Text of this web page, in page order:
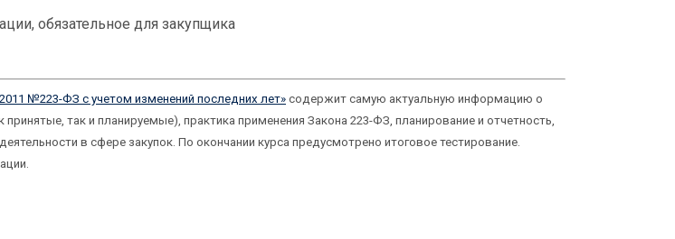
обязательное для закупщика
№223-ФЗ с учетом изменений последних лет» содержит самую актуальную информацию о
так и планируемые), практика применения Закона 223-ФЗ, планирование и отчетность,
в сфере закупок. По окончании курса предусмотрено итоговое тестирование.